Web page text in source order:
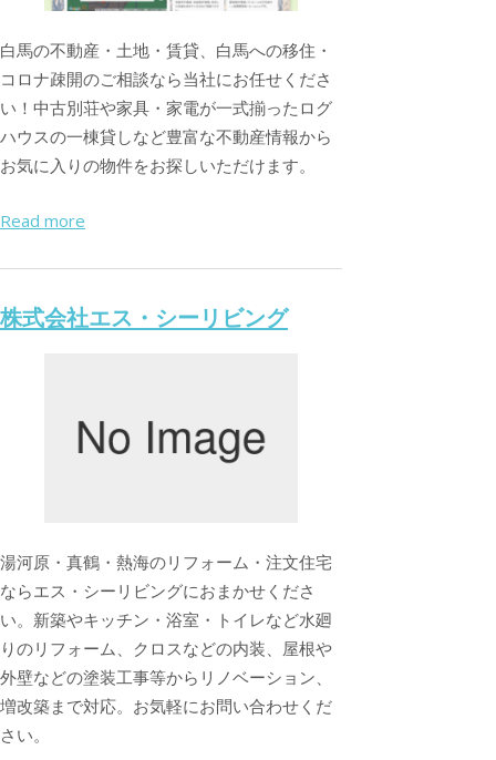
白馬の不動産・土地・賃貸、白馬への移住・
コロナ疎開のご相談なら当社にお任せくださ
い！中古別荘や家具・家電が一式揃ったログ
ハウスの一棟貸しなど豊富な不動産情報から
お気に入りの物件をお探しいただけます。
Read more
株式会社エス・シーリビング
湯河原・真鶴・熱海のリフォーム・注文住宅
ならエス・シーリビングにおまかせくださ
い。新築やキッチン・浴室・トイレなど水廻
りのリフォーム、クロスなどの内装、屋根や
外壁などの塗装工事等からリノベーション、
増改築まで対応。お気軽にお問い合わせくだ
さい。